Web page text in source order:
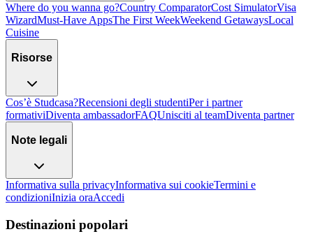
Where do you wanna go?Country ComparatorCost SimulatorVisa
WizardMust-Have AppsThe First WeekWeekend GetawaysLocal
Cuisine
Risorse
Cos’è Studcasa?Recensioni degli studentiPer i partner
formativiDiventa ambassadorFAQUnisciti al teamDiventa partner
Note legali
Informativa sulla privacyInformativa sui cookieTermini e
condizioniInizia oraAccedi
Destinazioni popolari